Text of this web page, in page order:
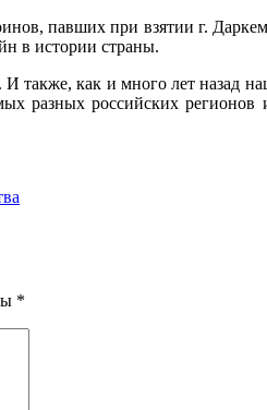
павших при взятии г.
в истории страны.
И также, как и много лет
разных российских
*